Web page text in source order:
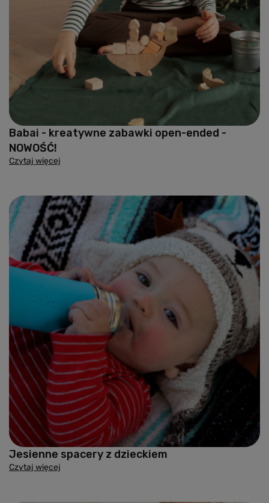
Babai - kreatywne zabawki open-ended -
NOWOŚĆ!
Czytaj więcej
Jesienne spacery z dzieckiem
Czytaj więcej